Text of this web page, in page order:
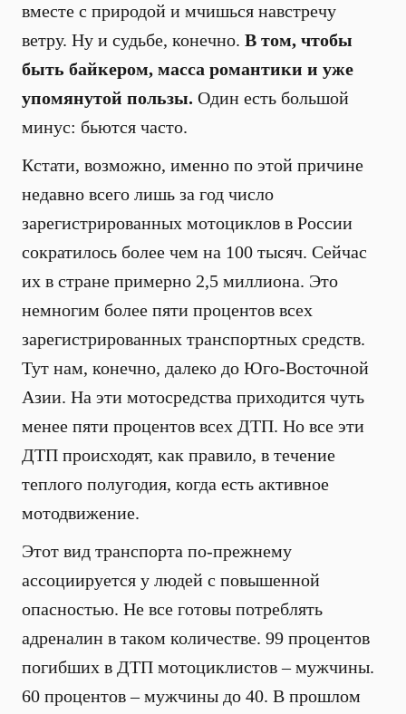
вместе с природой и мчишься навстречу
ветру. Ну и судьбе, конечно. В том, чтобы
быть байкером, масса романтики и уже
упомянутой пользы. Один есть большой
минус: бьются часто.
Кстати, возможно, именно по этой причине
недавно всего лишь за год число
зарегистрированных мотоциклов в России
сократилось более чем на 100 тысяч. Сейчас
их в стране примерно 2,5 миллиона. Это
немногим более пяти процентов всех
зарегистрированных транспортных средств.
Тут нам, конечно, далеко до Юго-Восточной
Азии. На эти мотосредства приходится чуть
менее пяти процентов всех ДТП. Но все эти
ДТП происходят, как правило, в течение
теплого полугодия, когда есть активное
мотодвижение.
Этот вид транспорта по-прежнему
ассоциируется у людей с повышенной
опасностью. Не все готовы потреблять
адреналин в таком количестве. 99 процентов
погибших в ДТП мотоциклистов – мужчины.
60 процентов – мужчины до 40. В прошлом